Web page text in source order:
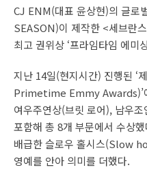
CJ ENM(대표 윤상현)의 글로
SEASON)이 제작한 <세브란
최고 권위상 ‘프라임타임 에미
지난 14일(현지시간) 진행된 ‘
Primetime Emmy Awards)’
여우주연상(브릿 로어), 남우
포함해 총 8개 부문에서 수상
배급한 슬로우 홀시스(Slow
영예를 안아 의미를 더했다.